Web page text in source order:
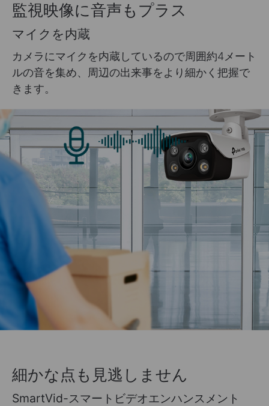
監視映像に音声もプラス
マイクを内蔵
カメラにマイクを内蔵しているので周囲約4メート
ルの音を集め、周辺の出来事をより細かく把握で
きます。
細かな点も見逃しません
SmartVid-スマートビデオエンハンスメント